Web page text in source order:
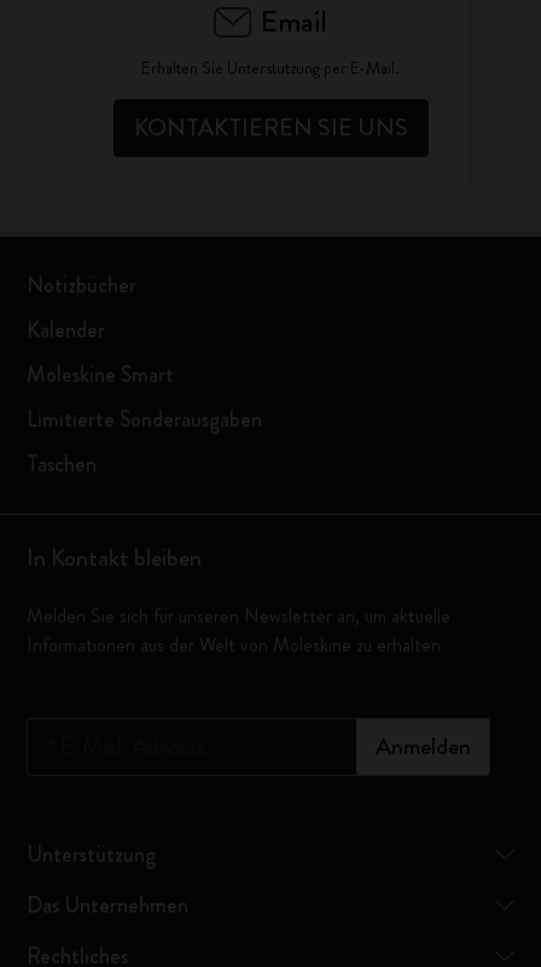
Email
Erhalten Sie Unterstützung per E-Mail.
KONTAKTIEREN SIE UNS
Notizbücher
Kalender
Moleskine Smart
Limitierte Sonderausgaben
Taschen
In Kontakt bleiben
Melden Sie sich für unseren Newsletter an, um aktuelle
Informationen aus der Welt von Moleskine zu erhalten
Anmelden
Unterstützung
Das Unternehmen
Rechtliches